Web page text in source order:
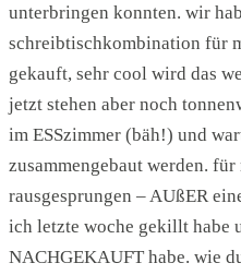
unterbringen konnten. wir
schreibtischkombination für
gekauft, sehr cool wird das
jetzt stehen aber noch
im ESSzimmer (bäh!) und
zusammengebaut werden.
rausgesprungen – AUßER
ich letzte woche gekillt habe
NACHGEKAUFT habe. wie